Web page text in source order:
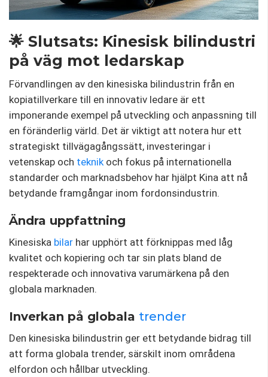
🌟 Slutsats: Kinesisk bilindustri
på väg mot ledarskap
Förvandlingen av den kinesiska bilindustrin från en
kopiatillverkare till en innovativ ledare är ett
imponerande exempel på utveckling och anpassning till
en föränderlig värld. Det är viktigt att notera hur ett
strategiskt tillvägagångssätt, investeringar i
vetenskap och teknikoch fokus på internationella
standarder och marknadsbehov har hjälpt Kina att nå
betydande framgångar inom fordonsindustrin.
Ändra uppfattning
Kinesiska bilar har upphört att förknippas med låg
kvalitet och kopiering och tar sin plats bland de
respekterade och innovativa varumärkena på den
globala marknaden.
Inverkan på globala trender
Den kinesiska bilindustrin ger ett betydande bidrag till
att forma globala trender, särskilt inom områdena
elfordon och hållbar utveckling.